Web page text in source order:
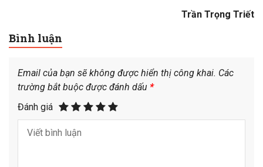
Trần Trọng Triết
Bình luận
Email của bạn sẽ không được hiển thị công khai. Các
trường bắt buộc được đánh dấu *
Đánh giá